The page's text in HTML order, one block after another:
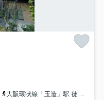
大阪環状線「玉造」駅 徒歩6分